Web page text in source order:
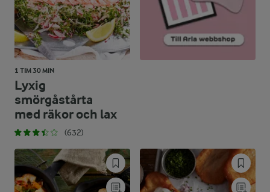
1 TIM 30 MIN
Lyxig
smörgåstårta
med räkor och lax
(632)